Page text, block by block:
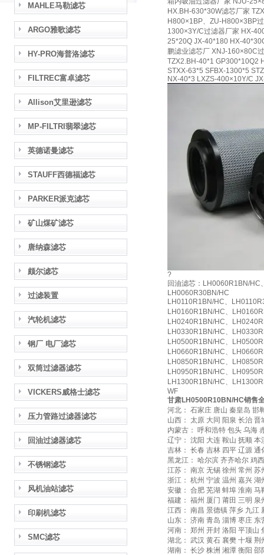
MAHLE马勒滤芯
ARGO雅歌滤芯
HY-PRO海普洛滤芯
FILTREC富卓滤芯
Allison艾里逊滤芯
MP-FILTRI翡翠滤芯
英德诺曼滤芯
STAUFF西德福滤芯
PARKER派克滤芯
矿山煤矿滤芯
唐纳森滤芯
颇尔滤芯
过滤装置
汽轮机滤芯
钢厂 电厂滤芯
双筒过滤器滤芯
VICKERS威格士滤芯
压力管路过滤器滤芯
回油过滤器滤芯
不锈钢滤芯
风机油站滤芯
印刷机滤芯
SMC滤芯
HX.BH-630*30W滤芯厂家
H800×1BP、ZU-H800×3BP
1300×3Y/C过滤器厂家 HX-
25*20Q JX-40*180 HX-
鹏滤业滤芯厂 XNJ-160×80C
TZX2.BH-40*1 GP300*10Q2
STXX-63*5 SFBX-1300*5
NX-40*3 LXZS-400×10Y/C
?
回油滤芯：LH0060R1BN/
LH0060R30BN/HC
LH0110R1BN/HC、
LH0160R1BN/HC、
LH0240R1BN/HC、
LH0330R1BN/HC、
LH0500R1BN/HC、
LH0660R1BN/HC、
LH0850R1BN/HC、
LH0950R1BN/HC、
LH1300R1BN/HC、
WF
甘肃LH0500R10BN/HC销售
河北： 石家庄 唐山 秦皇岛 邯
山西： 太原 大同 阳泉 长治
内蒙古： 呼和浩特 包头 乌海
辽宁： 沈阳 大连 鞍山 抚顺
吉林： 长春 吉林 四平 辽源
黑龙江： 哈尔滨 齐齐哈尔 鸡
江苏： 南京 无锡 徐州 常州
浙江： 杭州 宁波 温州 嘉兴
安徽： 合肥 芜湖 蚌埠 淮南
福建： 福州 厦门 莆田 三明
江西： 南昌 景德镇 萍乡 九江
山东： 济南 青岛 淄博 枣庄
河南： 郑州 开封 洛阳 平顶山
湖北： 武汉 黄石 襄樊 十堰
湖南： 长沙 株洲 湘潭 衡阳